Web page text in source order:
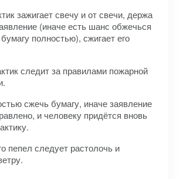
зажигает свечу и от свечи, держа
(иначе есть шанс обжечься
полностью), сжигает его
следит за правилами пожарной
сжечь бумагу, иначе заявление
и человеку придётся вновь
пепел следует растолочь и